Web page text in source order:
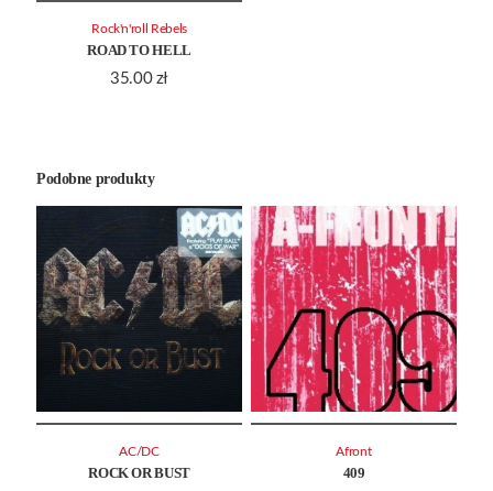
ROAD TO HELL
35.00 zł
Rock'n'roll Rebels
Podobne produkty
ROCK OR BUST
AC/DC
409
Afront